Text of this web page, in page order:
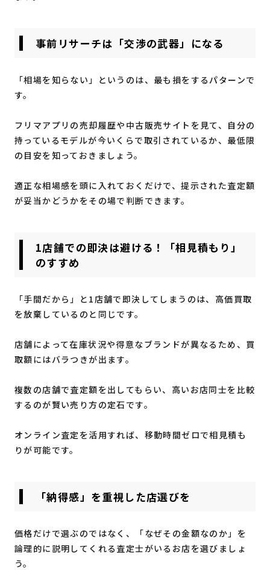
事前リサーチは「交渉の武器」になる
「相場を知らない」というのは、最も損をするパターンで
す。
フリマアプリの売却履歴や中古販売サイトを見て、自分の
持っているモデルが今いくらで取引されているか、最低限
の目安を知っておきましょう。
適正な相場感を頭に入れておくだけで、提示された査定額
が妥当かどうかをその場で判断できます。
1店舗での即決は避ける！「相見積もり」
のすすめ
「手間だから」と1店舗で即決してしまうのは、高価買取
を放棄しているのと同じです。
店舗によって在庫状況や得意なブランドが異なるため、買
取額にはバラつきが出ます。
複数の店舗で査定額を出してもらい、高いお店同士を比較
するのが賢い売り方の定石です。
オンライン査定を活用すれば、移動時間ゼロで相見積も
りが可能です。
「納得感」を重視した店選びを
価格だけで選ぶのではなく、「なぜその金額なのか」を
論理的に説明してくれる査定士がいるお店を選びましょ
う。